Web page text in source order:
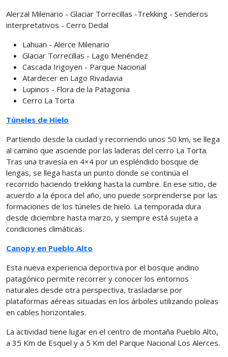
Alerzal Milenario - Glaciar Torrecillas -Trekking - Senderos
interpretativos - Cerro Dedal
Lahuan - Alerce Milenario
Glaciar Torrecillas - Lago Menéndez
Cascada Irigoyen - Parque Nacional
Atardecer en Lago Rivadavia
Lupinos - Flora de la Patagonia
Cerro La Torta
Túneles de Hielo
Partiendo desde la ciudad y recorriendo unos 50 km, se llega
al camino que asciende por las laderas del cerro La Torta.
Tras una travesía en 4×4 por un espléndido bosque de
lengas, se llega hasta un punto donde se continúa el
recorrido haciendo trekking hasta la cumbre. En ese sitio, de
acuerdo a la época del año, uno puede sorprenderse por las
formaciones de los túneles de hielo. La temporada dura
desde diciembre hasta marzo, y siempre está sujeta a
condiciones climáticas.
Canopy en Pueblo Alto
Esta nueva experiencia deportiva por el bosque andino
patagónico permite recorrer y conocer los entornos
naturales desde otra perspectiva, trasladarse por
plataformas aéreas situadas en los árboles utilizando poleas
en cables horizontales.
La actividad tiene lugar en el centro de montaña Pueblo Alto,
a 35 Km de Esquel y a 5 Km del Parque Nacional Los Alerces.